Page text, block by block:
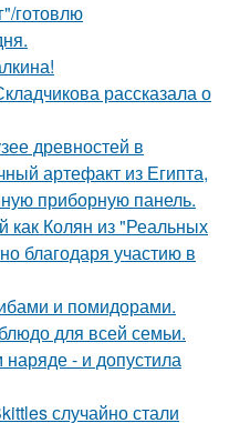
готовлю
рассказала о
древностей в
артефакт из Египта,
приборную панель.
как Колян из "Реальных
благодаря участию в
и помидорами.
для всей семьи.
- и допустила
случайно стали